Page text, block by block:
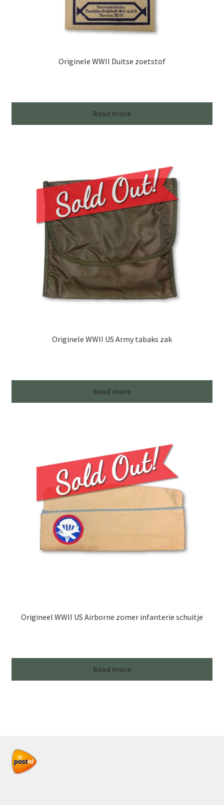
Originele WWII Duitse zoetstof
Read more
Originele WWII US Army tabaks zak
Read more
Origineel WWII US Airborne zomer infanterie schuitje
Read more